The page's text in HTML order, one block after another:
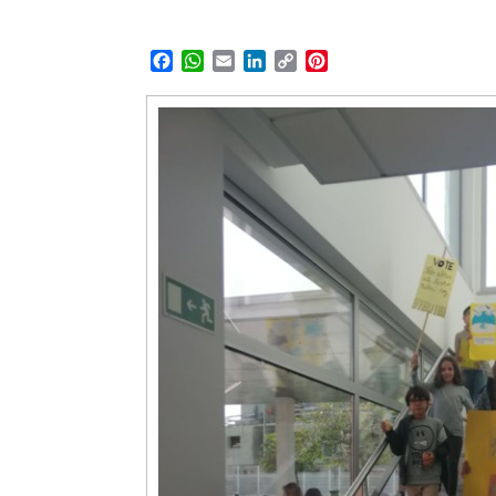
Facebook
WhatsApp
EmailLinkedIn
Copy